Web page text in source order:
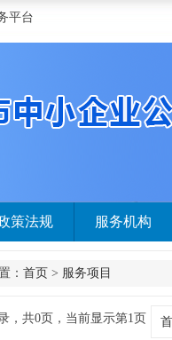
平台
策法规 服务机构
： 首页 > 服务项目
，共0页，当前显示第1页